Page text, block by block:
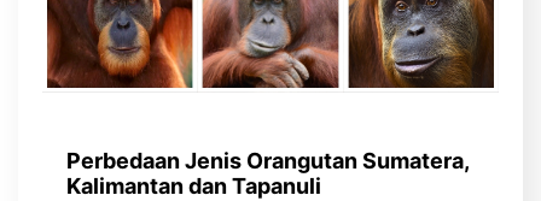
Perbedaan Jenis Orangutan Sumatera,
Kalimantan dan Tapanuli